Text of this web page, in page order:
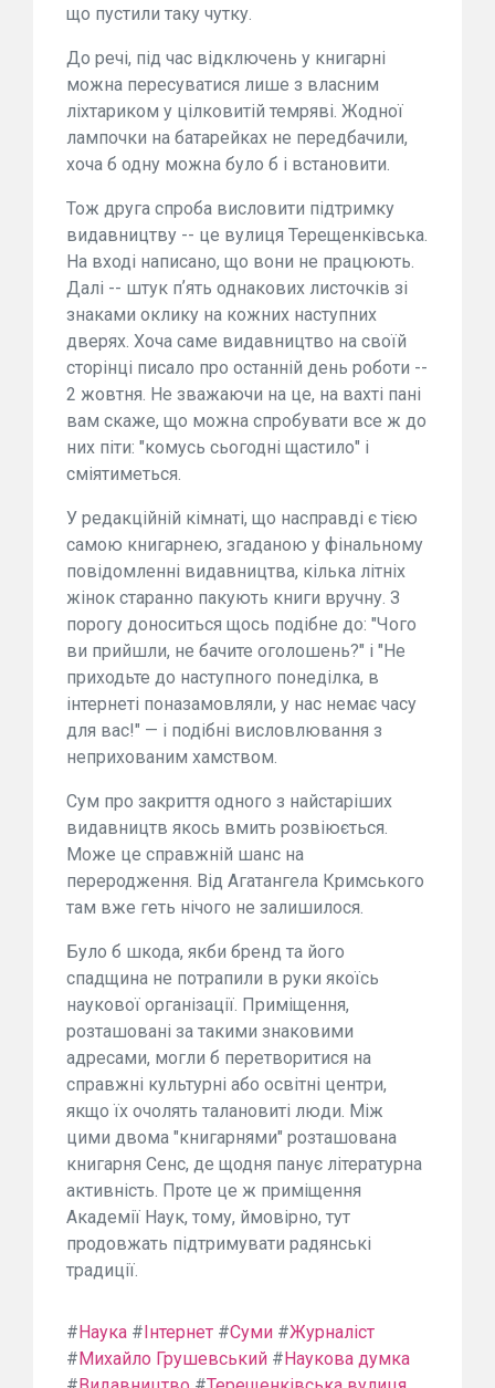
що пустили таку чутку.
До речі, під час відключень у книгарні
можна пересуватися лише з власним
ліхтариком у цілковитій темряві. Жодної
лампочки на батарейках не передбачили,
хоча б одну можна було б і встановити.
Тож друга спроба висловити підтримку
видавництву -- це вулиця Терещенківська.
На вході написано, що вони не працюють.
Далі -- штук пʼять однакових листочків зі
знаками оклику на кожних наступних
дверях. Хоча саме видавництво на своїй
сторінці писало про останній день роботи --
2 жовтня. Не зважаючи на це, на вахті пані
вам скаже, що можна спробувати все ж до
них піти: "комусь сьогодні щастило" і
сміятиметься.
У редакційній кімнаті, що насправді є тією
самою книгарнею, згаданою у фінальному
повідомленні видавництва, кілька літніх
жінок старанно пакують книги вручну. З
порогу доноситься щось подібне до: "Чого
ви прийшли, не бачите оголошень?" і "Не
приходьте до наступного понеділка, в
інтернеті поназамовляли, у нас немає часу
для вас!" — і подібні висловлювання з
неприхованим хамством.
Сум про закриття одного з найстаріших
видавництв якось вмить розвіюється.
Може це справжній шанс на
переродження. Від Агатангела Кримського
там вже геть нічого не залишилося.
Було б шкода, якби бренд та його
спадщина не потрапили в руки якоїсь
наукової організації. Приміщення,
розташовані за такими знаковими
адресами, могли б перетворитися на
справжні культурні або освітні центри,
якщо їх очолять талановиті люди. Між
цими двома "книгарнями" розташована
книгарня Сенс, де щодня панує літературна
активність. Проте це ж приміщення
Академії Наук, тому, ймовірно, тут
продовжать підтримувати радянські
традиції.
# Наука # Інтернет #Суми #Журналіст
# Михайло Грушевський # Наукова думка